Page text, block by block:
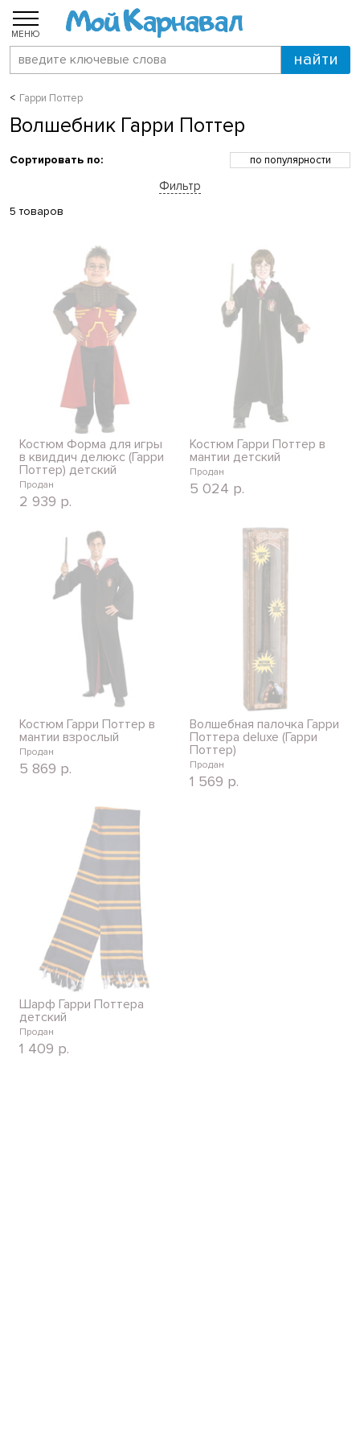
МЕНЮ
Гарри Поттер
Волшебник Гарри Поттер
Сортировать по:
по популярности
Фильтр
5 товаров
Костюм Форма для игры
в квиддич делюкс (Гарри
Поттер) детский
Продан
2 939 р.
Костюм Гарри Поттер в
мантии детский
Продан
5 024 р.
Костюм Гарри Поттер в
мантии взрослый
Продан
5 869 р.
Волшебная палочка Гарри
Поттера deluxe (Гарри
Поттер)
Продан
1 569 р.
Шарф Гарри Поттера
детский
Продан
1 409 р.